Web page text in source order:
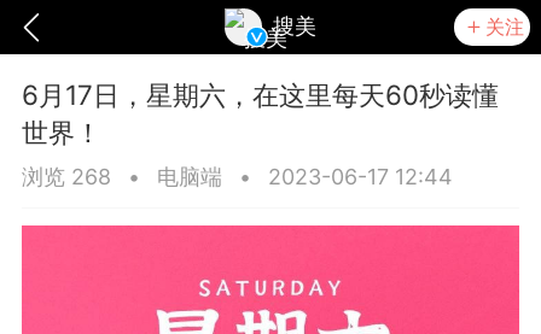
搜美 关注
6月17日，星期六，在这里每天60秒读懂
世界！
浏览 268 • 电脑端 • 2023-06-17 12:44